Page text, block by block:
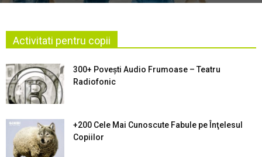
Activitati pentru copii
300+ Povești Audio Frumoase – Teatru
Radiofonic
+200 Cele Mai Cunoscute Fabule pe Înţelesul
Copiilor